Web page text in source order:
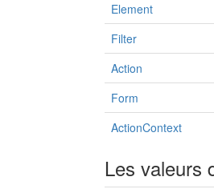
Element
Filter
Action
Form
ActionContext
Les valeurs